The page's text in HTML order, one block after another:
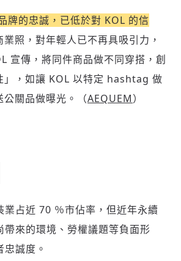
牌的忠誠，已低於對 KOL 的信
業照，對年輕人已不再具吸引力，
宣傳，將同件商品做不同穿搭，創
」，如讓 KOL 以特定 hashtag 做
公關品做曝光。（AEQUEM）
業占近 70 ％市佔率，但近年永續
帶來的環境、勞權議題等負面形
誠度。